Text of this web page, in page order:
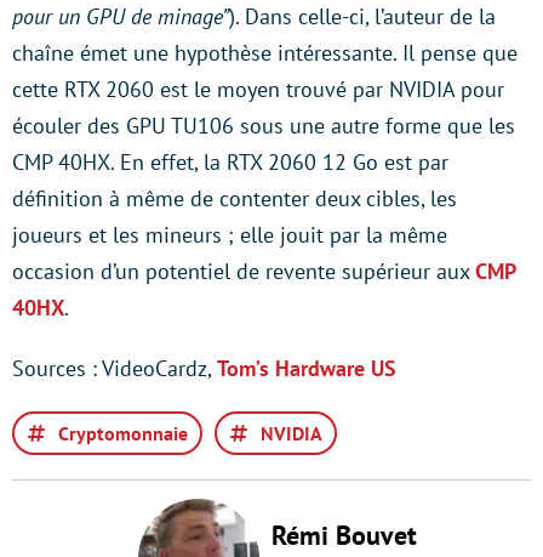
pour un GPU de minage”). Dans celle-ci, l’auteur de la
chaîne émet une hypothèse intéressante. Il pense que
cette RTX 2060 est le moyen trouvé par NVIDIA pour
écouler des GPU TU106 sous une autre forme que les
CMP 40HX. En effet, la RTX 2060 12 Go est par
définition à même de contenter deux cibles, les
joueurs et les mineurs ; elle jouit par la même
occasion d’un potentiel de revente supérieur auxCMP
40HX.
Sources : VideoCardz,Tom’s Hardware US
Cryptomonnaie NVIDIA
Rémi Bouvet